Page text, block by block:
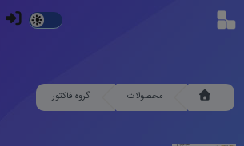
Dark
محصولات گروه فاکتور